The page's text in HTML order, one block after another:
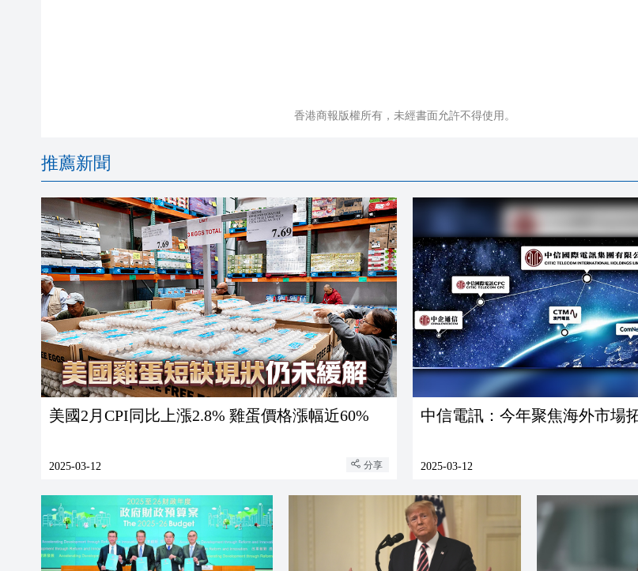
香港商報版權所有，未經書面允許不得使用。
推薦新聞
美國2月CPI同比上漲2.8% 雞蛋價格漲幅近60%
2025-03-12 分享
中信電訊：今年聚焦海外市場
2025-03-12